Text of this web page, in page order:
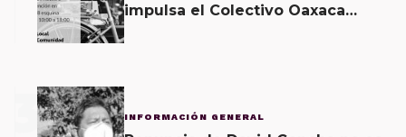
impulsa el Colectivo Oaxaca
3 INFORMACIÓN GENERAL